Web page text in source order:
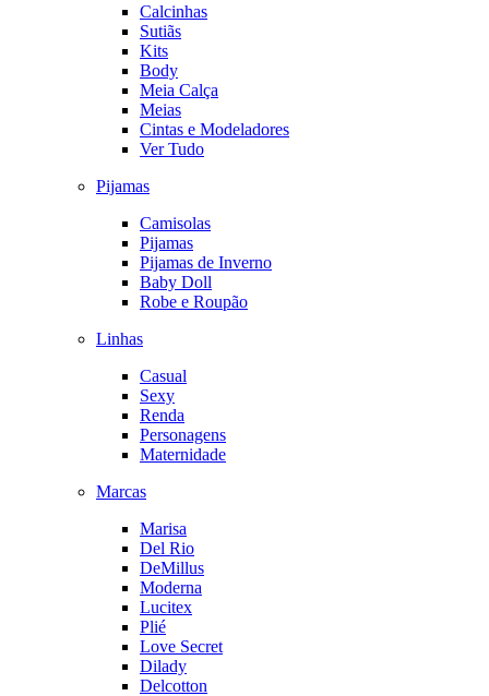
Calcinhas
Sutiãs
Kits
Body
Meia Calça
Meias
Cintas e Modeladores
Ver Tudo
Pijamas
Camisolas
Pijamas
Pijamas de Inverno
Baby Doll
Robe e Roupão
Linhas
Casual
Sexy
Renda
Personagens
Maternidade
Marcas
Marisa
Del Rio
DeMillus
Moderna
Lucitex
Plié
Love Secret
Dilady
Delcotton